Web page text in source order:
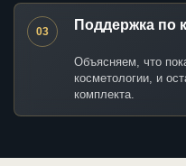
03 Поддержка по
Объясняем, что
косметологии, и
комплекта.